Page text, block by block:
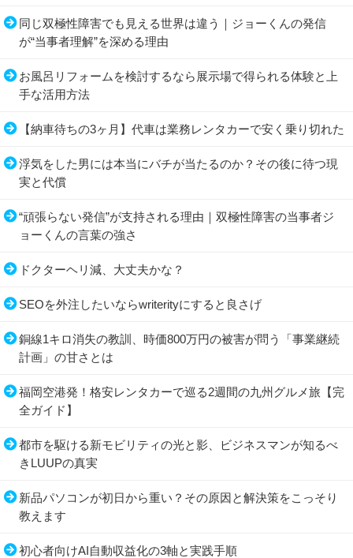
同じ双極性障害でも見える世界は違う｜ジョーくんの発信
が“当事者理解”を深める理由
お風呂リフォームを検討するなら展示場で得られる体験と上
手な活用方法
【納車待ちの3ヶ月】代車は業務レンタカーで安く乗り切れた
浮気をした男には本当にバチが当たるのか？その後に待つ現
実と代償
“頑張らない発信”が支持される理由｜双極性障害の当事者ジ
ョーくんの言葉の強さ
ドクターヘリ減、大丈夫かな？
SEOを外注したいならwriterityにすると良さげ
銅線1キロ消失の教訓、時価800万円の被害が問う「事業継続
計画」の甘さとは
福岡空港発！格安レンタカーで巡る2週間の九州グルメ旅【完
全ガイド】
都市を駆ける新モビリティの光と影、ビジネスマンが知るべ
きLUUPの真実
新品パソコンが初日から重い？その原因と解決策をこっそり
教えます
初心者向けAI自動収益化の3軸と実践手順